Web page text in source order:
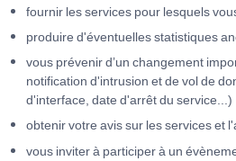
fournir les services pour lesquels
produire d'éventuelles statistiques
vous prévenir d’un changement
notification d'intrusion et de vol de
d'interface, date d'arrêt du service...)
obtenir votre avis sur les services et
vous inviter à participer à un